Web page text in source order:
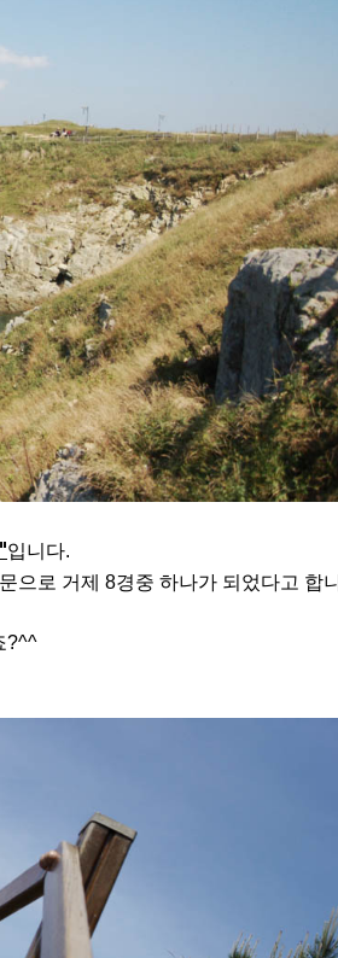
입니다.
으로 거제 8경중 하나가 되었다고 합니
?^^